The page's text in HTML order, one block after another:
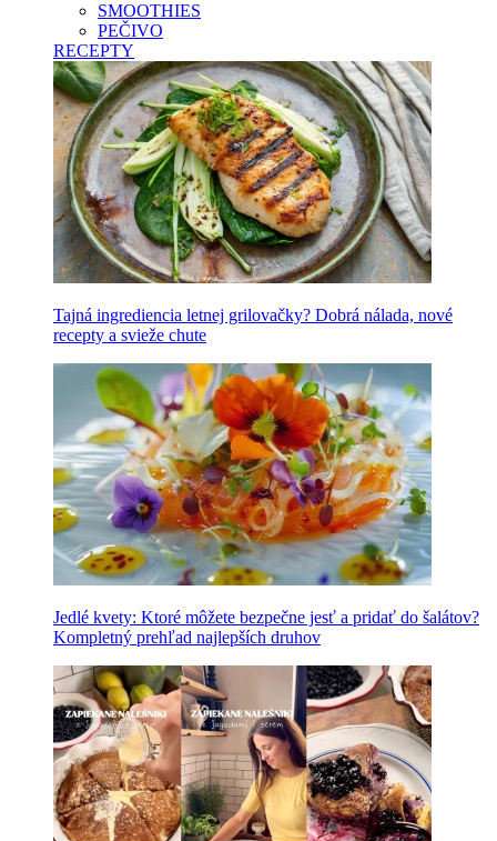
SMOOTHIES
PEČIVO
RECEPTY
Tajná ingrediencia letnej grilovačky? Dobrá nálada, nové
recepty a svieže chute
Jedlé kvety: Ktoré môžete bezpečne jesť a pridať do šalátov?
Kompletný prehľad najlepších druhov